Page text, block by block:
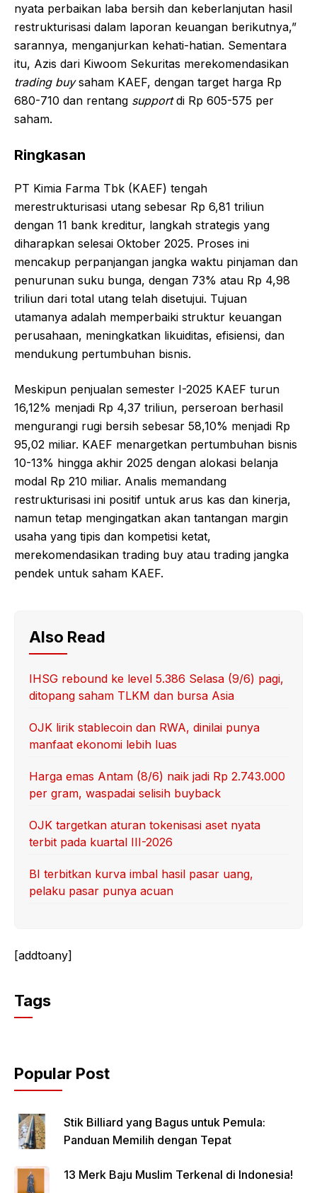
nyata perbaikan laba bersih dan keberlanjutan hasil
restrukturisasi dalam laporan keuangan berikutnya,”
sarannya, menganjurkan kehati-hatian. Sementara
itu, Azis dari Kiwoom Sekuritas merekomendasikan
trading buysaham KAEF, dengan target harga Rp
680-710 dan rentang supportdi Rp 605-575 per
saham.
Ringkasan
PT Kimia Farma Tbk (KAEF) tengah
merestrukturisasi utang sebesar Rp 6,81 triliun
dengan 11 bank kreditur, langkah strategis yang
diharapkan selesai Oktober 2025. Proses ini
mencakup perpanjangan jangka waktu pinjaman dan
penurunan suku bunga, dengan 73% atau Rp 4,98
triliun dari total utang telah disetujui. Tujuan
utamanya adalah memperbaiki struktur keuangan
perusahaan, meningkatkan likuiditas, efisiensi, dan
mendukung pertumbuhan bisnis.
Meskipun penjualan semester I-2025 KAEF turun
16,12% menjadi Rp 4,37 triliun, perseroan berhasil
mengurangi rugi bersih sebesar 58,10% menjadi Rp
95,02 miliar. KAEF menargetkan pertumbuhan bisnis
10-13% hingga akhir 2025 dengan alokasi belanja
modal Rp 210 miliar. Analis memandang
restrukturisasi ini positif untuk arus kas dan kinerja,
namun tetap mengingatkan akan tantangan margin
usaha yang tipis dan kompetisi ketat,
merekomendasikan trading buy atau trading jangka
pendek untuk saham KAEF.
Also Read
IHSG rebound ke level 5.386 Selasa (9/6) pagi,
ditopang saham TLKM dan bursa Asia
OJK lirik stablecoin dan RWA, dinilai punya
manfaat ekonomi lebih luas
Harga emas Antam (8/6) naik jadi Rp 2.743.000
per gram, waspadai selisih buyback
OJK targetkan aturan tokenisasi aset nyata
terbit pada kuartal III-2026
BI terbitkan kurva imbal hasil pasar uang,
pelaku pasar punya acuan
[addtoany]
Tags
Popular Post
Stik Billiard yang Bagus untuk Pemula:
Panduan Memilih dengan Tepat
13 Merk Baju Muslim Terkenal di Indonesia!